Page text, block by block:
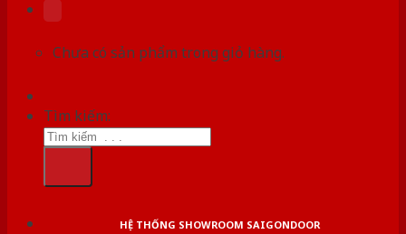
Chưa có sản phẩm trong giỏ hàng.
Tìm kiếm:
HỆ THỐNG SHOWROOM SAIGONDOOR